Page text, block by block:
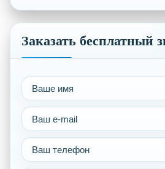
Заказать бесплатный